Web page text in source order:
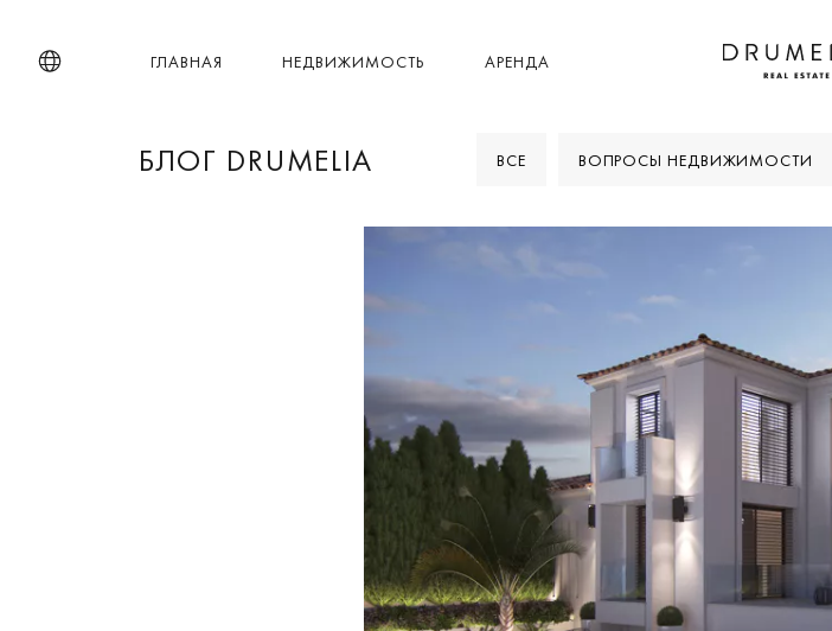
ГЛАВНАЯ НЕДВИЖИМОСТЬ АРЕНДА
БЛОГ DRUMELIA ВСЕ ВОПРОСЫ НЕДВИЖИМОСТИ